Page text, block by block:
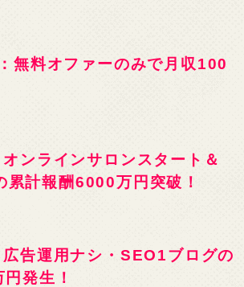
無料オファーのみで月収100
ンラインサロンスタート＆
累計報酬6000万円突破！
告運用ナシ・SEO1ブログの
発生！